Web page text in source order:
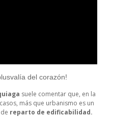
del corazón!
suele comentar que, en la
más que urbanismo es un
reparto de edificabilidad.